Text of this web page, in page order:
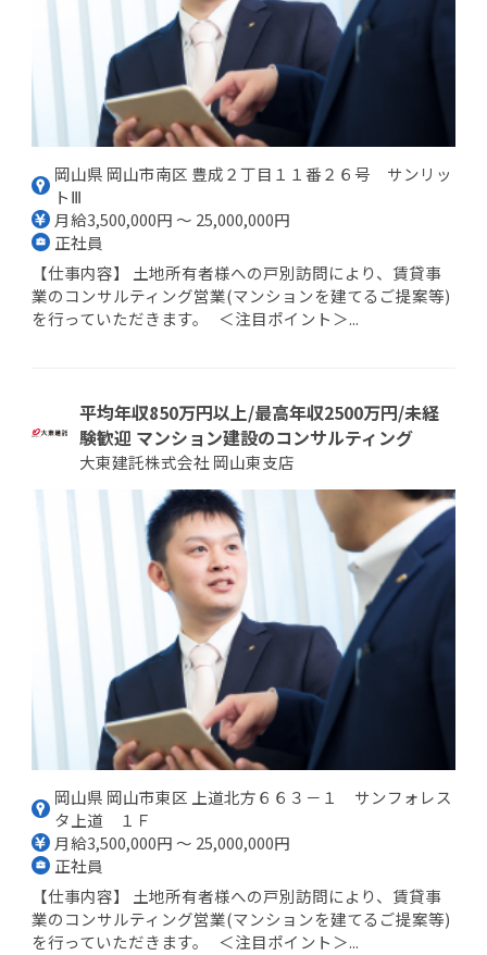
岡山県 岡山市南区 豊成２丁目１１番２６号 サンリッ
トⅢ
月給3,500,000円 ～ 25,000,000円
正社員
【仕事内容】 土地所有者様への戸別訪問により、賃貸事
業のコンサルティング営業(マンションを建てるご提案等)
を行っていただきます。 ＜注目ポイント＞...
平均年収850万円以上/最高年収2500万円/未経
験歓迎 マンション建設のコンサルティング
大東建託株式会社 岡山東支店
岡山県 岡山市東区 上道北方６６３－１ サンフォレス
タ上道 １Ｆ
月給3,500,000円 ～ 25,000,000円
正社員
【仕事内容】 土地所有者様への戸別訪問により、賃貸事
業のコンサルティング営業(マンションを建てるご提案等)
を行っていただきます。 ＜注目ポイント＞...